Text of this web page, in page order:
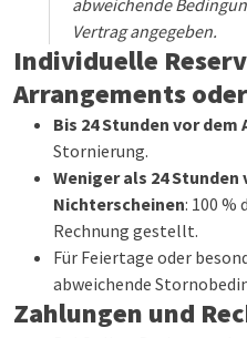
abweichende
Vertrag angegeben.
Individuelle
Arrangements
Bis 24 Stunden vor dem
Stornierung.
Weniger als 24
Nichterscheinen: 100 %
Rechnung gestellt.
Für Feiertage oder
abweichende
Zahlungen und